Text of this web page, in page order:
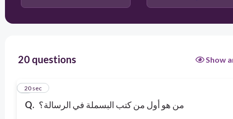
20 questions Show
Q. من هو أول من كتب البسملة في الرسالة؟
1
20 sec